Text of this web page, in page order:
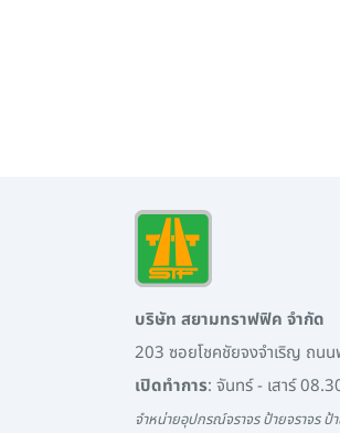
บริษัท สยามทราฟฟิค จำกัด
203 ซอยโชคชัยจงจำเริญ ถนน
เปิดทำการ: จันทร์ - เสาร์
จำหน่ายอุปกรณ์จราจร ป้ายจราจร ป้